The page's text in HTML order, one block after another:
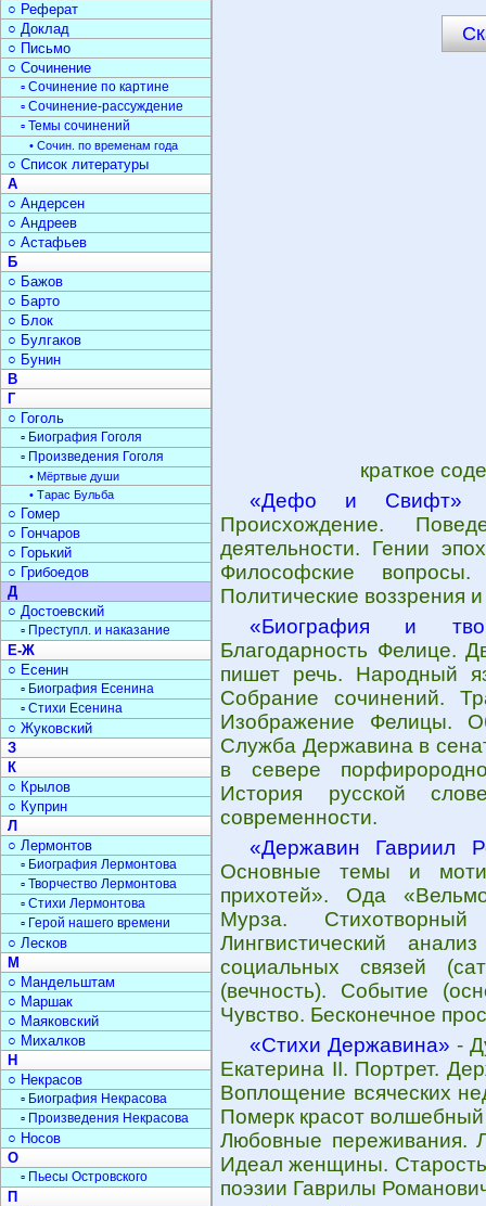
краткое
«Дефо и Свифт»
Происхождение.
деятельности. Гении
Философские вопросы.
Политические воззрения
«Биография и
Благодарность Фелице.
пишет речь. Народный
Собрание сочинений.
Изображение Фелицы.
Служба Державина в
в севере
История русской
современности.
«Державин Гавриил
Основные темы и
прихотей». Ода
Мурза.
Лингвистический
социальных связей
(вечность). Событие
Чувство. Бесконечное
«Стихи Державина» -
Екатерина II. Портрет.
Воплощение всяческих
Померк красот
Любовные переживания.
Идеал женщины.
поэзии Гаврилы
○ Реферат
○ Доклад
○ Письмо
○ Сочинение
▫ Сочинение по картине
▫ Сочинение-рассуждение
▫ Темы сочинений
• Сочин. по временам года
○ Список литературы
А
○ Андерсен
○ Андреев
○ Астафьев
Б
○ Бажов
○ Барто
○ Блок
○ Булгаков
○ Бунин
В
Г
○ Гоголь
▫ Биография Гоголя
▫ Произведения Гоголя
• Мёртвые души
• Тарас Бульба
○ Гомер
○ Гончаров
○ Горький
○ Грибоедов
Д
○ Достоевский
▫ Преступл. и наказание
Е-Ж
○ Есенин
▫ Биография Есенина
▫ Стихи Есенина
○ Жуковский
З
К
○ Крылов
○ Куприн
Л
○ Лермонтов
▫ Биография Лермонтова
▫ Творчество Лермонтова
▫ Стихи Лермонтова
▫ Герой нашего времени
○ Лесков
М
○ Мандельштам
○ Маршак
○ Маяковский
○ Михалков
Н
○ Некрасов
▫ Биография Некрасова
▫ Произведения Некрасова
○ Носов
О
▫ Пьесы Островского
П